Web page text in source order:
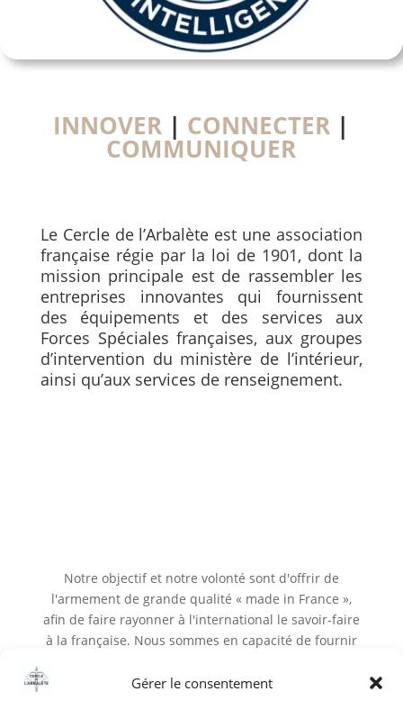
Gérer le consentement
INNOVER | CONNECTER |
COMMUNIQUER
Le Cercle de l’Arbalète est une association
française régie par la loi de 1901, dont la
mission principale est de rassembler les
entreprises innovantes qui fournissent
des équipements et des services aux
Forces Spéciales françaises, aux groupes
d’intervention du ministère de l’intérieur,
ainsi qu’aux services de renseignement.
Notre objectif et notre volonté sont d'offrir de
l'armement de grande qualité « made in France »,
afin de faire rayonner à l'international le savoir-faire
à la française. Nous sommes en capacité de fournir
techniques et tactiques.